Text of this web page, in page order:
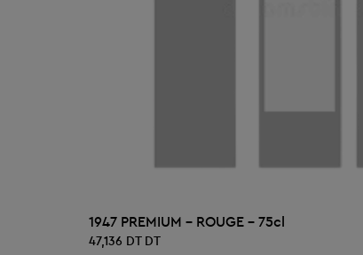
AJOUTER AU PANIER
1947 PREMIUM - ROUGE - 75cl
47,136 DT DT